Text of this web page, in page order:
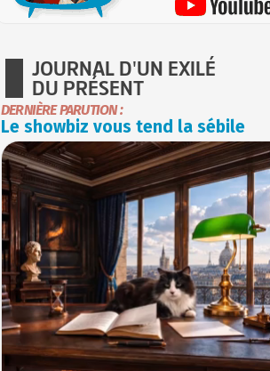
JOURNAL D'UN EXILÉ
DU PRÉSENT
DERNIÈRE PARUTION :
Le showbiz vous tend la sébile